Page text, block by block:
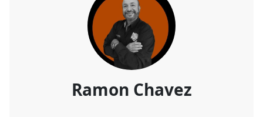
Ramon Chavez